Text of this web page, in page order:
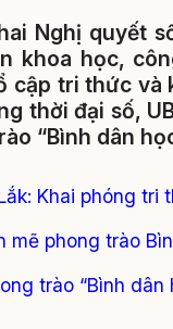
Nghị quyết
khoa học,
cập tri thức và
thời đại số,
“Bình dân
Khai phóng tri
mẽ phong trào
trào “Bình